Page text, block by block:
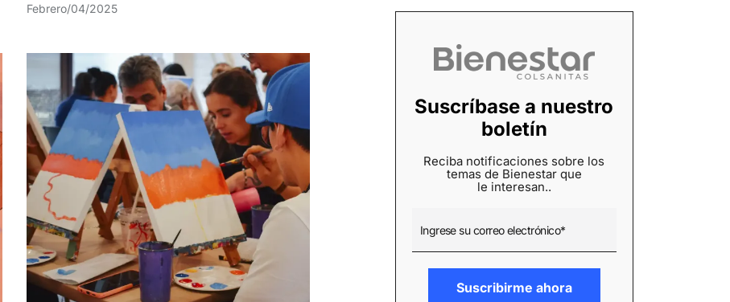
Febrero/04/2025
Suscríbase a nuestro
boletín
Reciba notificaciones sobre los
temas de Bienestar que
le interesan..